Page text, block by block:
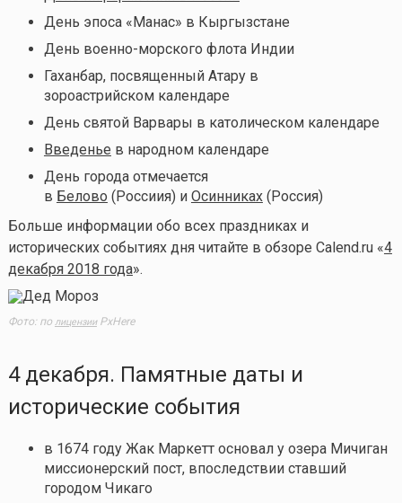
День эпоса «Манас» в Кыргызстане
День военно-морского флота Индии
Гаханбар, посвященный Атару в
зороастрийском календаре
День святой Варвары в католическом календаре
Введенье в народном календаре
День города отмечается
в Белово (Россиия) и Осинниках(Россия)
Больше информации обо всех праздниках и
исторических событиях дня читайте в обзоре Calend.ru «4
декабря 2018 года».
Фото: по лицензииPxHere
4 декабря. Памятные даты и
исторические события
в 1674 году Жак Маркетт основал у озера Мичиган
миссионерский пост, впоследствии ставший
городом Чикаго